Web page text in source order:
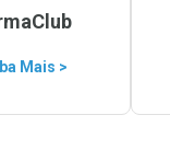
Mais >